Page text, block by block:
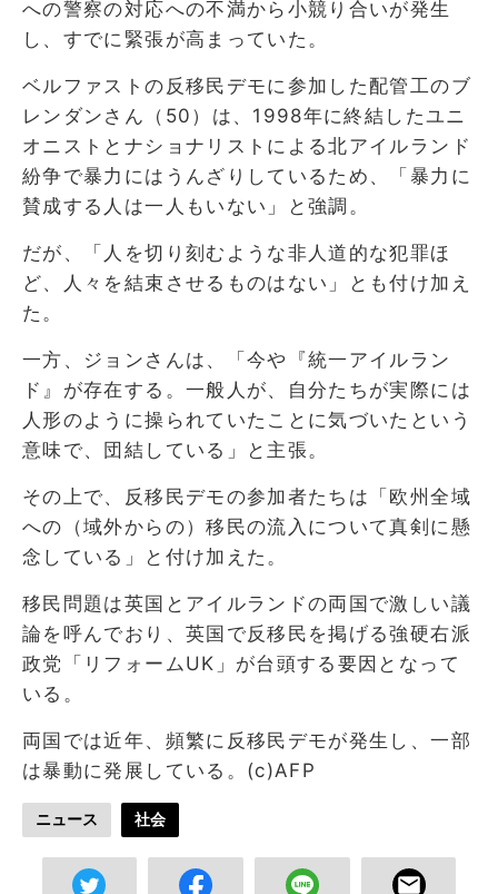
への警察の対応への不満から小競り合いが発生
し、すでに緊張が高まっていた。
ベルファストの反移民デモに参加した配管工のブ
レンダンさん（50）は、1998年に終結したユニ
オニストとナショナリストによる北アイルランド
紛争で暴力にはうんざりしているため、「暴力に
賛成する人は一人もいない」と強調。
だが、「人を切り刻むような非人道的な犯罪ほ
ど、人々を結束させるものはない」とも付け加え
た。
一方、ジョンさんは、「今や『統一アイルラン
ド』が存在する。一般人が、自分たちが実際には
人形のように操られていたことに気づいたという
意味で、団結している」と主張。
その上で、反移民デモの参加者たちは「欧州全域
への（域外からの）移民の流入について真剣に懸
念している」と付け加えた。
移民問題は英国とアイルランドの両国で激しい議
論を呼んでおり、英国で反移民を掲げる強硬右派
政党「リフォームUK」が台頭する要因となって
いる。
両国では近年、頻繁に反移民デモが発生し、一部
は暴動に発展している。(c)AFP
ニュース 社会